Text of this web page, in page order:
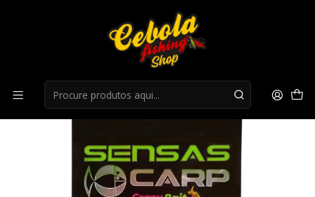
Acessorios Carpa
Elástico Sensas Crazy Hollow Soft - 1,85mm - 3M